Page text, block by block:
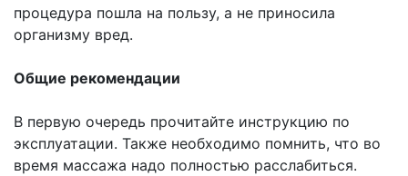
процедура пошла на пользу, а не приносила
организму вред.
Общие рекомендации
В первую очередь прочитайте инструкцию по
эксплуатации. Также необходимо помнить, что во
время массажа надо полностью расслабиться.